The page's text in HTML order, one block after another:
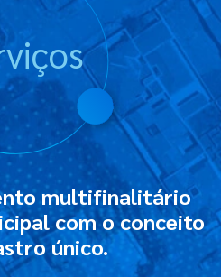
multifinalitário
com o conceito
único.